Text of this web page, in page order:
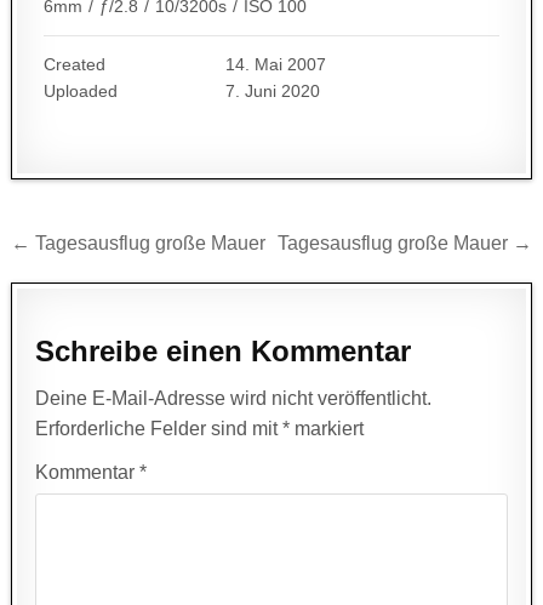
6mm / ƒ/2.8 / 10/3200s / ISO 100
Created
14. Mai 2007
Uploaded
7. Juni 2020
Beitragsnavigation
← Tagesausflug große Mauer Tagesausflug große Mauer →
Schreibe einen Kommentar
Deine E-Mail-Adresse wird nicht veröffentlicht.
Erforderliche Felder sind mit* markiert
Kommentar*